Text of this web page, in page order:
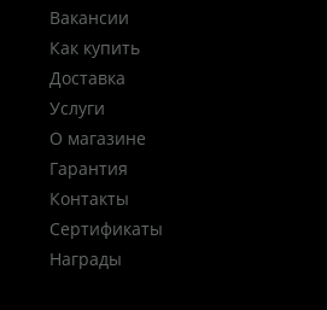
Вакансии
Как купить
Доставка
Услуги
О магазине
Гарантия
Контакты
Сертификаты
Награды